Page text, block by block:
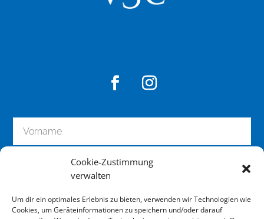
Cookie-Zustimmung
verwalten
Um dir ein optimales Erlebnis zu bieten, verwenden wir Technologien wie
Cookies, um Geräteinformationen zu speichern und/oder darauf